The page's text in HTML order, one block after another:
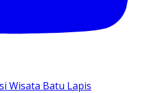
Wisata Batu Lapis